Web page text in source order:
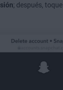
; después, toque